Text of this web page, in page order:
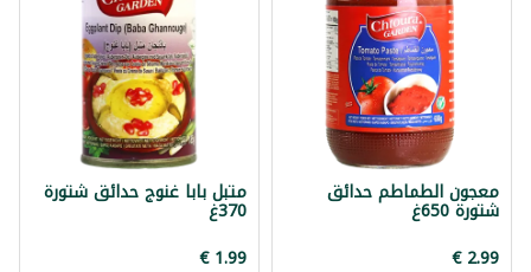
معجون الطماطم حدائق
شتورة 650غ
متبل بابا غنوج حدائق شتورة
370غ